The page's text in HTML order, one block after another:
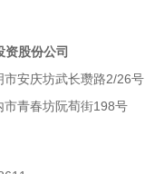
股份公司
安庆坊武长瓒路2/26号
青春坊阮荀街198号